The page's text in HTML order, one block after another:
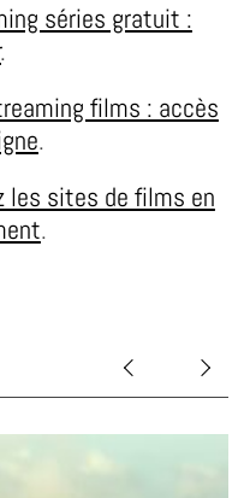
séries gratuit :
.
films : accès
.
les sites de films en
.